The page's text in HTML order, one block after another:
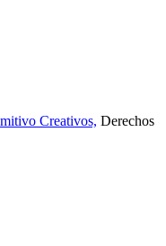
Creativos, Derechos